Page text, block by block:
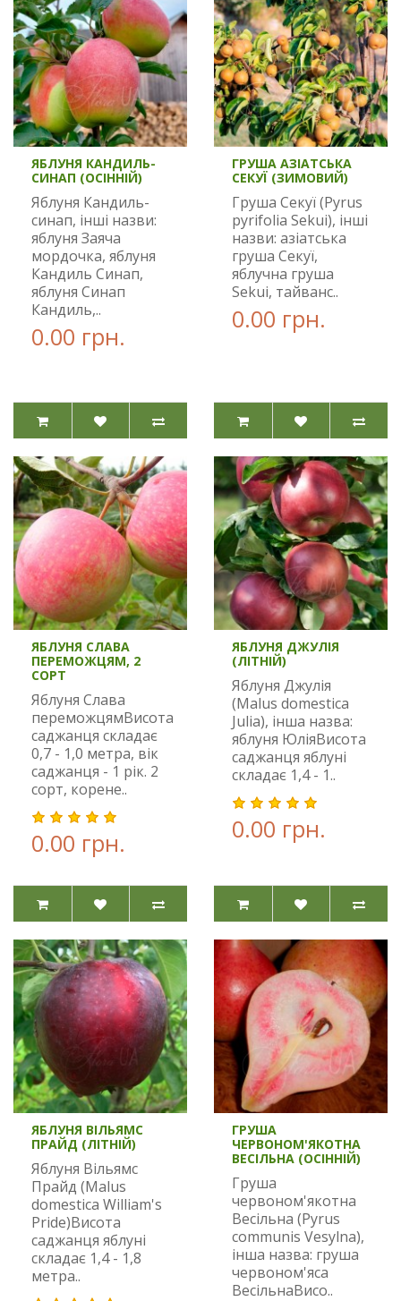
ЯБЛУНЯ КАНДИЛЬ-
СИНАП (ОСІННІЙ)
Яблуня Кандиль-
синап, інші назви:
яблуня Заяча
мордочка, яблуня
Кандиль Синап,
яблуня Синап
Кандиль,..
0.00 грн.
ГРУША АЗІАТСЬКА
СЕКУЇ (ЗИМОВИЙ)
Груша Секуї (Pyrus
pyrifolia Sekui), інші
назви: азіатська
груша Секуї,
яблучна груша
Sekui, тайванс..
0.00 грн.
ЯБЛУНЯ СЛАВА
ПЕРЕМОЖЦЯМ, 2
СОРТ
Яблуня Слава
переможцямВисота
саджанця складає
0,7 - 1,0 метра, вік
саджанця - 1 рік. 2
сорт, корене..
0.00 грн.
ЯБЛУНЯ ДЖУЛІЯ
(ЛІТНІЙ)
Яблуня Джулія
(Malus domestica
Julia), інша назва:
яблуня ЮліяВисота
саджанця яблуні
складає 1,4 - 1..
0.00 грн.
ЯБЛУНЯ ВІЛЬЯМС
ПРАЙД (ЛІТНІЙ)
Яблуня Вільямс
Прайд (Malus
domestica William's
Pride)Висота
саджанця яблуні
складає 1,4 - 1,8
метра..
ГРУША
ЧЕРВОНОМ'ЯКОТНА
ВЕСІЛЬНА (ОСІННІЙ)
Груша
червоном'якотна
Весільна (Pyrus
communis Vesylna),
інша назва: груша
червоном'яса
ВесільнаВисо..